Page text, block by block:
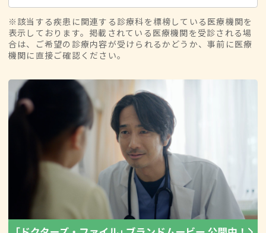
※該当する疾患に関連する診療科を標榜している医療機関を
表示しております。掲載されている医療機関を受診される場
合は、ご希望の診療内容が受けられるかどうか、事前に医療
機関に直接ご確認ください。